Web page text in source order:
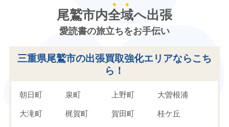
尾鷲市内全域へ出張
愛読書の旅立ちをお手伝い
三重県尾鷲市の出張買取強化エリアならこち
ら！
朝日町 泉町 上野町 大曽根浦
大滝町 梶賀町 賀田町 桂ケ丘